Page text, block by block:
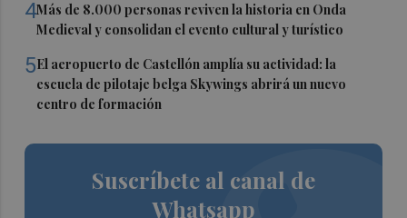
4Más de 8.000 personas reviven la historia en Onda
Medieval y consolidan el evento cultural y turístico
5El aeropuerto de Castellón amplía su actividad: la
escuela de pilotaje belga Skywings abrirá un nuevo
centro de formación
Suscríbete al canal de
Whatsapp